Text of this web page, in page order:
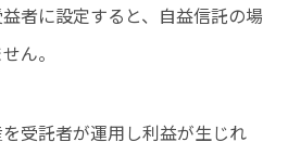
者に設定すると、自益信託の場
ん。
受託者が運用し利益が生じれ